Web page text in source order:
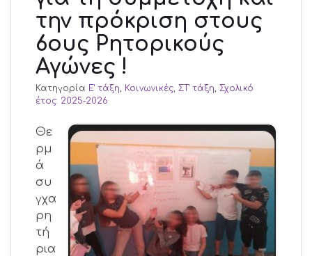
την πρόκριση στους
6ους Ρητορικούς
Αγώνες !
Κατηγορία Ε' τάξη, Κοινωνικές, ΣΤ' τάξη, Σχολικό
έτος: 2025-2026
Θε
ρμ
ά
συ
γχα
ρη
τή
ρια